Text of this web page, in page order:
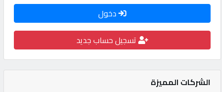
كيو
كارز
كيو
ماركت
دخول
تسجيل حساب جديد
الشركات المميزة